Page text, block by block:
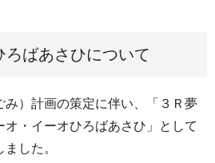
ろばあさひについて
み）計画の策定に伴い、「３Ｒ夢
・イーオひろばあさひ」として
した。